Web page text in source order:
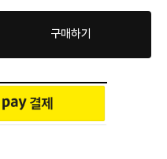
구매하기